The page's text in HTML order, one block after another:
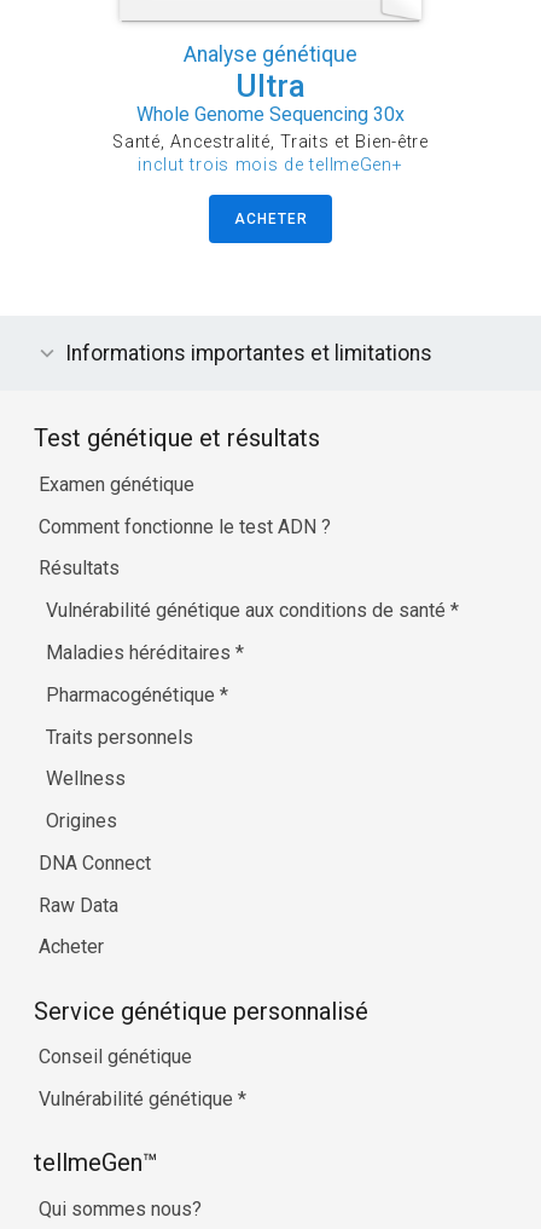
Analyse génétique
Ultra
Whole Genome Sequencing 30x
Santé, Ancestralité, Traits et Bien-être
inclut trois mois de tellmeGen+
ACHETER
Informations importantes et limitations
Test génétique et résultats
Examen génétique
Comment fonctionne le test ADN ?
Résultats
Vulnérabilité génétique aux conditions de santé*
Maladies héréditaires*
Pharmacogénétique*
Traits personnels
Wellness
Origines
DNA Connect
Raw Data
Acheter
Service génétique personnalisé
Conseil génétique
Vulnérabilité génétique *
tellmeGen™
Qui sommes nous?